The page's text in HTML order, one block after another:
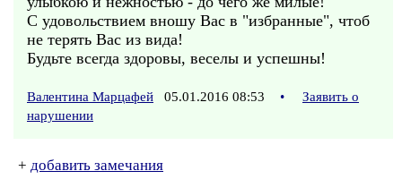
С удовольствием вношу Вас в "избранные", чтоб
не терять Вас из вида!
Будьте всегда здоровы, веселы и успешны!
Валентина Марцафей 05.01.2016 08:53 •
Заявить о
нарушении
+ добавить замечания